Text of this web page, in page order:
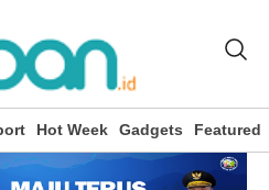
Hot Week Gadgets Featured